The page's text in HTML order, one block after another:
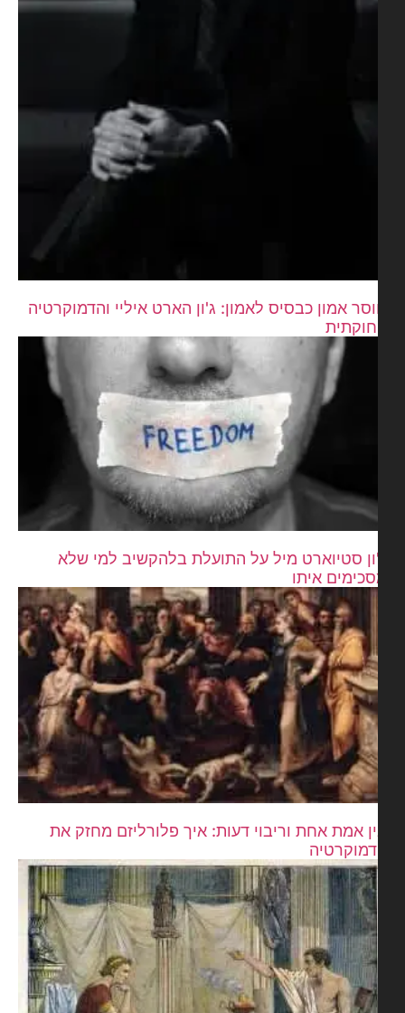
אמון כבסיס לאמון: ג'ון הארט איליי והדמוקרטיה
סטיוארט מיל על התועלת בלהקשיב למי שלא
איתו
אמת אחת וריבוי דעות: איך פלורליזם מחזק את